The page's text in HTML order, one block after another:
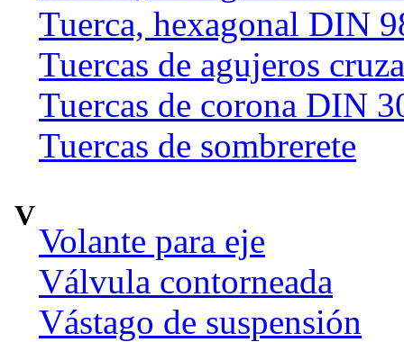
Tuerca, hexagonal DIN
Tuercas de agujeros
Tuercas de corona DIN
Tuercas de sombrerete
V
Volante para eje
Válvula contorneada
Vástago de suspensión